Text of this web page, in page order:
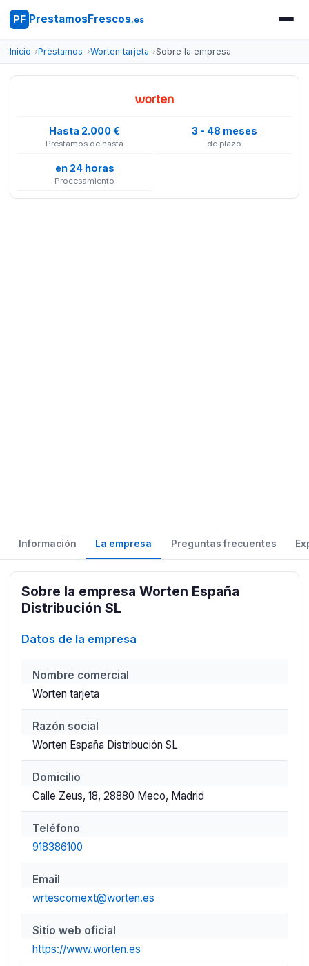
PF PrestamosFrescos.es
Inicio Préstamos Worten tarjeta Sobre la empresa
Hasta 2.000 €
Préstamos de hasta
3 - 48 meses
de plazo
en 24 horas
Procesamiento
Información La empresa Preguntas frecuentes
Sobre la empresa Worten España
Distribución SL
Datos de la empresa
Nombre comercial
Worten tarjeta
Razón social
Worten España Distribución SL
Domicilio
Calle Zeus, 18, 28880 Meco, Madrid
Teléfono
918386100
Email
wrtescomext@worten.es
Sitio web oficial
https://www.worten.es